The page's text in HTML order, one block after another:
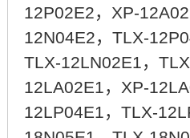
12P02E2，XP-
12N04E2，TLX-
TLX-12LN02E1，
12LA02E1，XP-
12LP04E1，TLX-